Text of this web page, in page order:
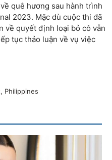
quê hương sau hành trình
2023. Mặc dù cuộc thi đã
về quyết định loại bỏ cô vẫn
tục thảo luận về vụ việc
, Philippines